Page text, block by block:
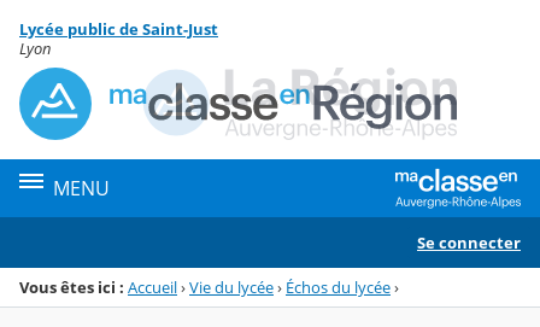
Menu de la rubrique
Contenu
Lycée public de Saint-Just
Lyon
MENU
Se connecter
Vous êtes ici : Accueil›Vie du lycée› Échos du lycée›